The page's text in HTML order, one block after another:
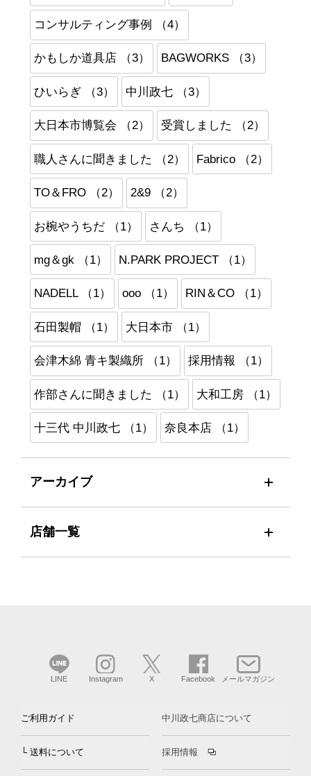
コンサルティング事例 （4）
かもしか道具店 （3） BAGWORKS （3）
ひいらぎ （3） 中川政七 （3）
大日本市博覧会 （2） 受賞しました （2）
職人さんに聞きました （2） Fabrico （2）
TO＆FRO （2） 2&9 （2）
お椀やうちだ （1） さんち （1）
mg＆gk （1） N.PARK PROJECT （1）
NADELL （1） ooo （1） RIN＆CO （1）
石田製帽 （1） 大日本市 （1）
会津木綿 青キ製織所 （1） 採用情報 （1）
作部さんに聞きました （1） 大和工房 （1）
十三代 中川政七 （1） 奈良本店 （1）
アーカイブ
店舗一覧
LINE Instagram X Facebook メールマガジン
ご利用ガイド
└ 送料について
中川政七商店について
採用情報